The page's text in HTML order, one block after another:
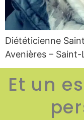
Diététicienne
Avenières –
Et un